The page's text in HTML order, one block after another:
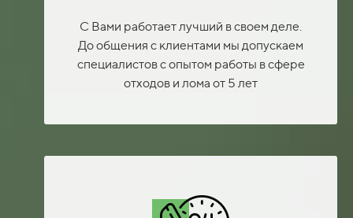
С Вами работает лучший в своем деле.
До общения с клиентами мы допускаем
специалистов с опытом работы в сфере
отходов и лома от 5 лет